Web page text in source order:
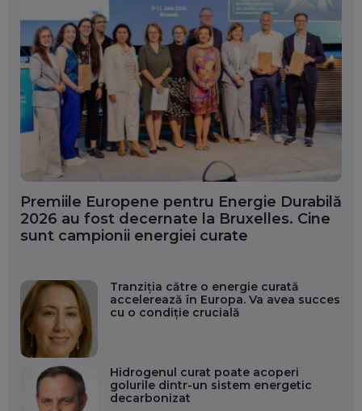
Premiile Europene pentru Energie Durabilă
2026 au fost decernate la Bruxelles. Cine
sunt campionii energiei curate
Tranziția către o energie curată
accelerează în Europa. Va avea succes
cu o condiție crucială
Hidrogenul curat poate acoperi
golurile dintr-un sistem energetic
decarbonizat